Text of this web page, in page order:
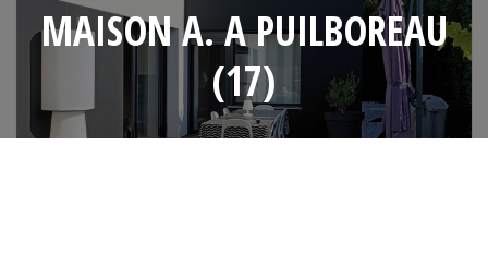
MAISON A. A PUILBOREAU
(17)